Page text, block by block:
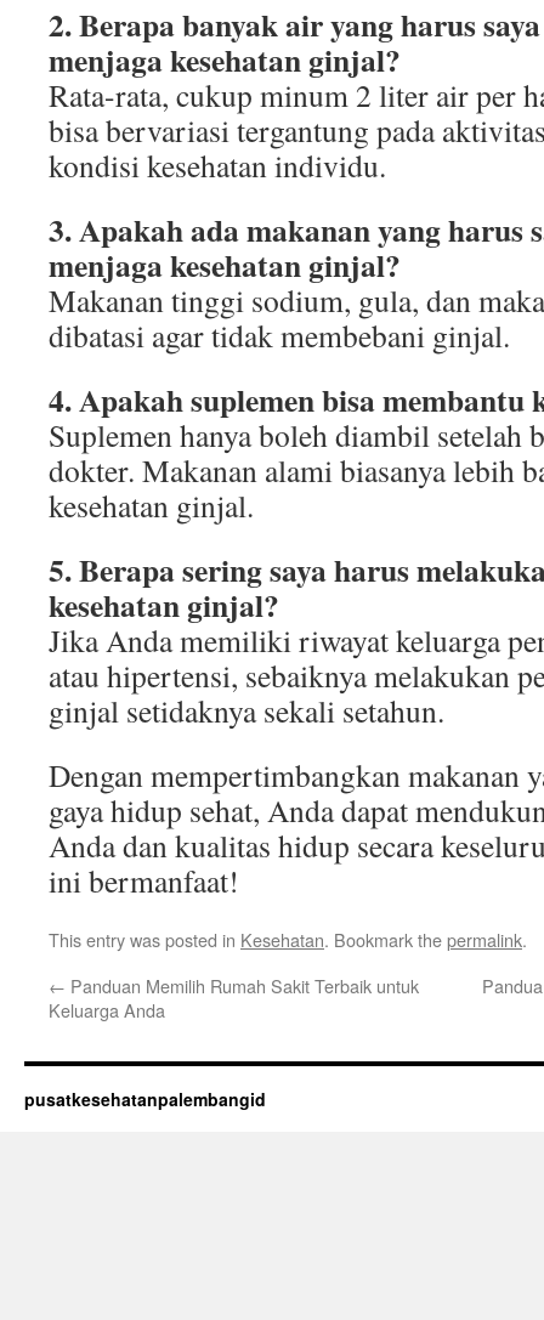
2. Berapa banyak air yang harus
menjaga kesehatan ginjal?
Rata-rata, cukup minum 2 liter air per
bisa bervariasi tergantung pada
kondisi kesehatan individu.
3. Apakah ada makanan yang harus
menjaga kesehatan ginjal?
Makanan tinggi sodium, gula, dan
dibatasi agar tidak membebani ginjal.
4. Apakah suplemen bisa membantu
Suplemen hanya boleh diambil setelah
dokter. Makanan alami biasanya lebih
kesehatan ginjal.
5. Berapa sering saya harus
kesehatan ginjal?
Jika Anda memiliki riwayat keluarga
atau hipertensi, sebaiknya melakukan
ginjal setidaknya sekali setahun.
Dengan mempertimbangkan makanan
gaya hidup sehat, Anda dapat
Anda dan kualitas hidup secara
ini bermanfaat!
This entry was posted in Kesehatan. Bookmark thepermalink.
← Panduan Memilih Rumah Sakit Terbaik untuk
Keluarga Anda
pusatkesehatanpalembangid